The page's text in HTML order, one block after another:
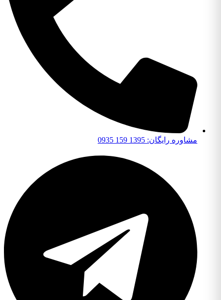
مشاوره رایگان: 1395 159 0935